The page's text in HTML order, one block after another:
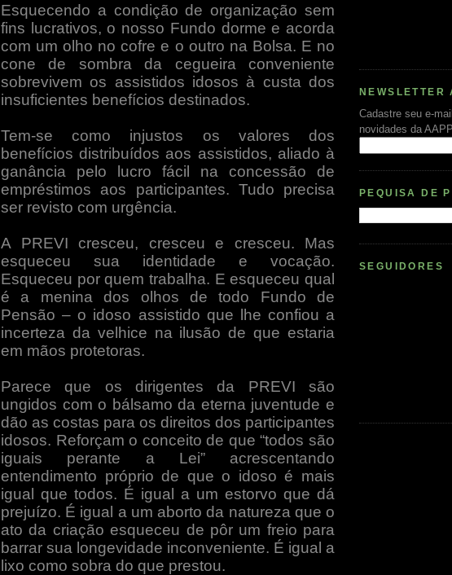
Esquecendo a condição de organização sem
fins lucrativos, o nosso Fundo dorme e acorda
com um olho no cofre e o outro na Bolsa. E no
cone de sombra da cegueira conveniente
sobrevivem os assistidos idosos à custa dos
insuficientes benefícios destinados.
Tem-se como injustos os valores dos
benefícios distribuídos aos assistidos, aliado à
ganância pelo lucro fácil na concessão de
empréstimos aos participantes. Tudo precisa
ser revisto com urgência.
A PREVI cresceu, cresceu e cresceu. Mas
esqueceu sua identidade e vocação.
Esqueceu por quem trabalha. E esqueceu qual
é a menina dos olhos de todo Fundo de
Pensão – o idoso assistido que lhe confiou a
incerteza da velhice na ilusão de que estaria
em mãos protetoras.
Parece que os dirigentes da PREVI são
ungidos com o bálsamo da eterna juventude e
dão as costas para os direitos dos participantes
idosos. Reforçam o conceito de que “todos são
iguais perante a Lei” acrescentando
entendimento próprio de que o idoso é mais
igual que todos. É igual a um estorvo que dá
prejuízo. É igual a um aborto da natureza que o
ato da criação esqueceu de pôr um freio para
barrar sua longevidade inconveniente. É igual a
lixo como sobra do que prestou.
NEWSLETTER
Cadastre seu e-
novidades da
PEQUISA DE
SEGUIDORES